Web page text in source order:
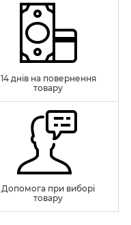
14 днів на повернення
товару
Допомога при виборі
товару